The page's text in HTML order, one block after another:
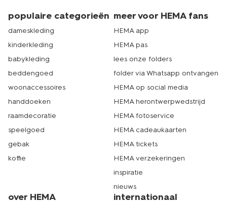
populaire categorieën
dameskleding
kinderkleding
babykleding
beddengoed
woonaccessoires
handdoeken
raamdecoratie
speelgoed
gebak
koffie
meer voor HEMA fans
HEMA app
HEMA pas
lees onze folders
folder via Whatsapp ontvangen
HEMA op social media
HEMA herontwerpwedstrijd
HEMA fotoservice
HEMA cadeaukaarten
HEMA tickets
HEMA verzekeringen
inspiratie
nieuws
over HEMA internationaal